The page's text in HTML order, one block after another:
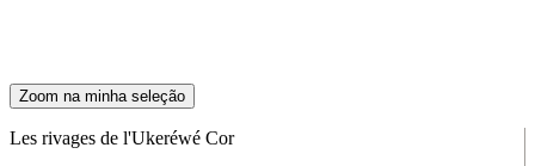
Zoom na minha seleção
Les rivages de l'Ukeréwé Cor